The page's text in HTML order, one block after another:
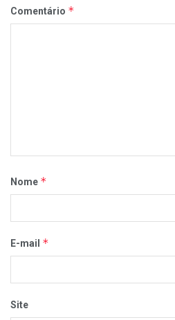
Comentário *
Nome *
E-mail *
Site